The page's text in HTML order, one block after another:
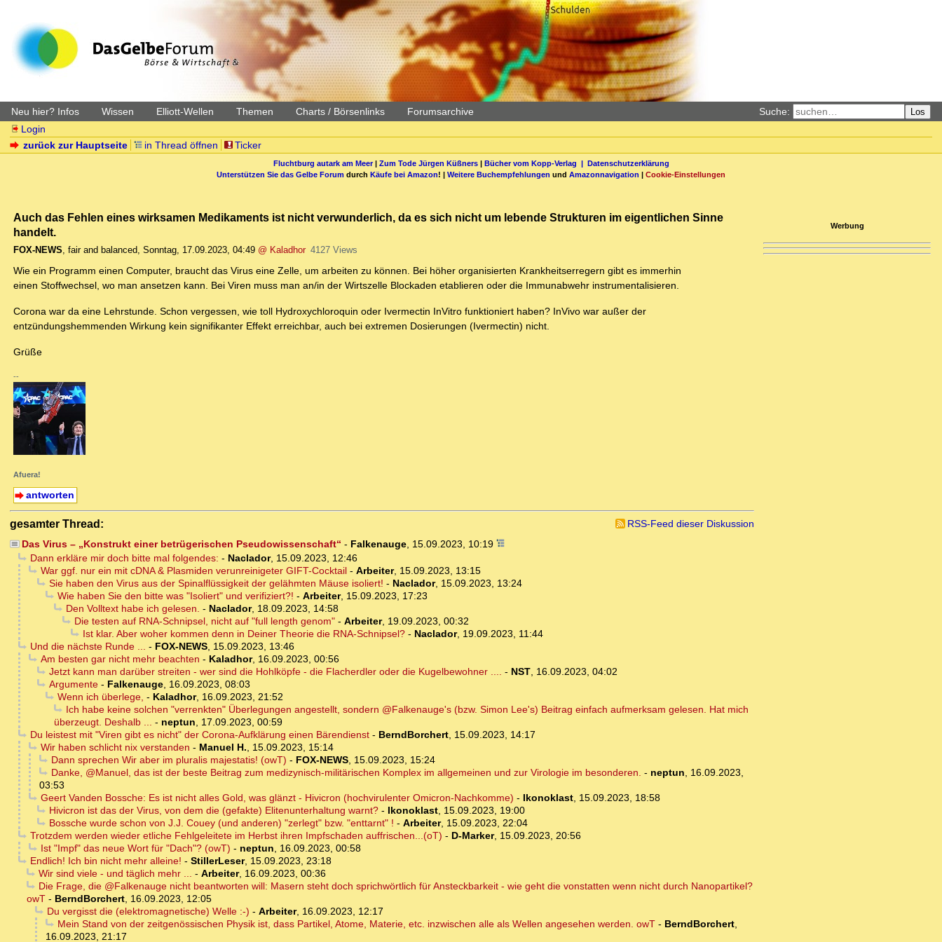
Neu hier? Infos Wissen Elliott-Wellen Themen Charts / Börsenlinks Forumsarchive Suche: Los
Login
zurück zur Hauptseite
in Thread öffnen Ticker
Fluchtburg autark am Meer| Zum Tode Jürgen Küßners| Bücher vom Kopp-Verlag | Datenschutzerklärung
Unterstützen Sie das Gelbe Forum durch Käufe bei Amazon! | Weitere Buchempfehlungen und Amazonnavigation | Cookie-Einstellungen
Auch das Fehlen eines wirksamen Medikaments ist nicht verwunderlich, da es sich nicht um lebende Strukturen im eigentlichen Sinne
handelt.
FOX-NEWS, fair and balanced, Sonntag, 17.09.2023, 04:49 @ Kaladhor 4127 Views
Wie ein Programm einen Computer, braucht das Virus eine Zelle, um arbeiten zu können. Bei höher organisierten Krankheitserregern gibt es immerhin
einen Stoffwechsel, wo man ansetzen kann. Bei Viren muss man an/in der Wirtszelle Blockaden etablieren oder die Immunabwehr instrumentalisieren.
Corona war da eine Lehrstunde. Schon vergessen, wie toll Hydroxychloroquin oder Ivermectin InVitro funktioniert haben? InVivo war außer der
entzündungshemmenden Wirkung kein signifikanter Effekt erreichbar, auch bei extremen Dosierungen (Ivermectin) nicht.
Grüße
--
Afuera!
antworten
gesamter Thread:
RSS-Feed dieser Diskussion
Das Virus – „Konstrukt einer betrügerischen Pseudowissenschaft“ - Falkenauge, 15.09.2023, 10:19
Dann erkläre mir doch bitte mal folgendes: - Naclador, 15.09.2023, 12:46
War ggf. nur ein mit cDNA & Plasmiden verunreinigeter GIFT-Cocktail- Arbeiter, 15.09.2023, 13:15
Sie haben den Virus aus der Spinalflüssigkeit der gelähmten Mäuse isoliert! - Naclador, 15.09.2023, 13:24
Wie haben Sie den bitte was "Isoliert" und verifiziert?! - Arbeiter, 15.09.2023, 17:23
Den Volltext habe ich gelesen. - Naclador, 18.09.2023, 14:58
Die testen auf RNA-Schnipsel, nicht auf "full length genom"- Arbeiter, 19.09.2023, 00:32
Ist klar. Aber woher kommen denn in Deiner Theorie die RNA-Schnipsel?- Naclador, 19.09.2023, 11:44
Und die nächste Runde ...
- FOX-NEWS, 15.09.2023, 13:46
Am besten gar nicht mehr beachten - Kaladhor, 16.09.2023, 00:56
Jetzt kann man darüber streiten - wer sind die Hohlköpfe - die Flacherdler oder die Kugelbewohner ....
- NST, 16.09.2023, 04:02
Argumente- Falkenauge, 16.09.2023, 08:03
Wenn ich überlege, - Kaladhor, 16.09.2023, 21:52
Ich habe keine solchen "verrenkten" Überlegungen angestellt, sondern @Falkenauge's (bzw. Simon Lee's) Beitrag einfach aufmerksam gelesen. Hat mich
überzeugt. Deshalb ...
- neptun
17.09.2023, 00:59
Du leistest mit "Viren gibt es nicht" der Corona-Aufklärung einen Bärendienst- BerndBorchert, 15.09.2023, 14:17
Wir haben schlicht nix verstanden - Manuel H.
15.09.2023, 15:14
Dann sprechen Wir aber im pluralis majestatis! (owT) - FOX-NEWS, 15.09.2023, 15:24
Danke, @Manuel, das ist der beste Beitrag zum medizynisch-militärischen Komplex im allgemeinen und zur Virologie im besonderen. - neptun
16.09.2023,
03:53
Geert Vanden Bossche: Es ist nicht alles Gold, was glänzt - Hivicron (hochvirulenter Omicron-Nachkomme) - Ikonoklast, 15.09.2023, 18:58
Hivicron ist das der Virus, von dem die (gefakte) Elitenunterhaltung warnt?- Ikonoklast, 15.09.2023, 19:00
Bossche wurde schon von J.J. Couey (und anderen) "zerlegt" bzw. "enttarnt" ! - Arbeiter, 15.09.2023, 22:04
Trotzdem werden wieder etliche Fehlgeleitete im Herbst ihren Impfschaden auffrischen...(oT) - D-Marker, 15.09.2023, 20:56
Ist "Impf" das neue Wort für "Dach"? (owT) - neptun
16.09.2023, 00:58
Endlich! Ich bin nicht mehr alleine! - StillerLeser, 15.09.2023, 23:18
Wir sind viele - und täglich mehr ...
- Arbeiter, 16.09.2023, 00:36
Die Frage, die @Falkenauge nicht beantworten will: Masern steht doch sprichwörtlich für Ansteckbarkeit - wie geht die vonstatten wenn nicht durch Nanopartikel?
owT - BerndBorchert 16.09.2023, 12:05
Du vergisst die (elektromagnetische) Welle :-) - Arbeiter, 16.09.2023, 12:17
Mein Stand von der zeitgenössischen Physik ist, dass Partikel, Atome, Materie, etc. inzwischen alle als Wellen angesehen werden. owT- BerndBorchert,
16.09.2023, 21:17
Werbung